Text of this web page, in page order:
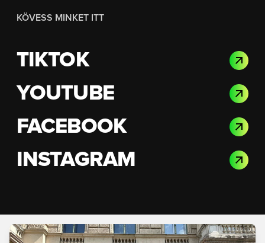
KÖVESS MINKET ITT
TIKTOK
YOUTUBE
FACEBOOK
INSTAGRAM